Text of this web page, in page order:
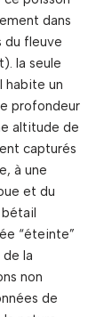
dans
du fleuve
la seule
habite un
profondeur
altitude de
capturés
à une
et du
“éteinte”
la
non
de